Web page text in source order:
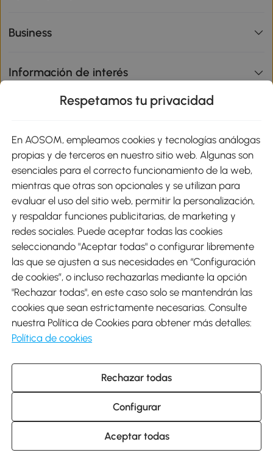
Business
Información de interés
Métodos de Pago
Envíos
Descargar Aosom App
Google Play
931 29 45 12 (L-V de 8:30 a 17:30h)
atencioncliente@aosom.es
C/ Roc Gros, nº 15. 08550 Els Hostalets de Balenyà (Barcelona),
España
© 2014-2026 SPANISH AOSOM, S.L (NIF: B66295775) Todos los
Respetamos tu privacidad
En AOSOM, empleamos cookies y tecnologías análogas
propias y de terceros en nuestro sitio web. Algunas son
esenciales para el correcto funcionamiento de la web,
mientras que otras son opcionales y se utilizan para
evaluar el uso del sitio web, permitir la personalización,
y respaldar funciones publicitarias, de marketing y
redes sociales. Puede aceptar todas las cookies
seleccionando "Aceptar todas" o configurar libremente
las que se ajusten a sus necesidades en “Configuración
de cookies”, o incluso rechazarlas mediante la opción
"Rechazar todas", en este caso solo se mantendrán las
cookies que sean estrictamente necesarias. Consulte
nuestra Política de Cookies para obtener más detalles:
Política de cookies
Rechazar todas
Configurar
Aceptar todas